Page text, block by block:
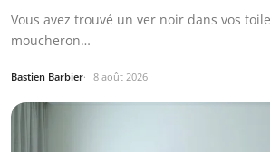
Vous avez trouvé un ver noir dans vos
moucheron…
Bastien Barbier 8 août 2026